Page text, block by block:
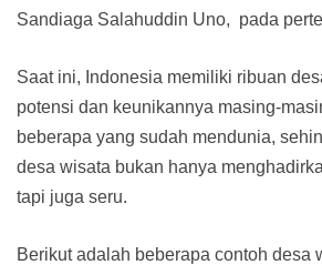
Sandiaga Salahuddin Uno, pada
Saat ini, Indonesia memiliki ribuan
potensi dan keunikannya masing-
beberapa yang sudah mendunia,
desa wisata bukan hanya
tapi juga seru.
Berikut adalah beberapa contoh desa